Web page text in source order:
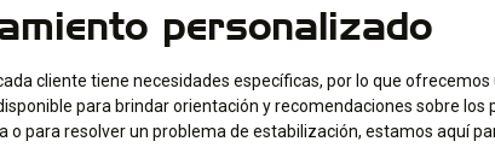
personalizado
cliente tiene necesidades específicas, por lo que
para brindar orientación y recomendaciones sobre
o para resolver un problema de estabilización, estamos aquí